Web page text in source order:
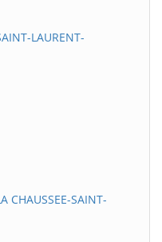
LAURENT-
SAINT-